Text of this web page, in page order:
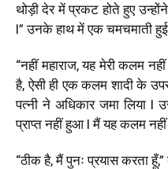
थोड़ी देर में प्रकट होते हुए
l” उनके हाथ में एक चमचमाती
“नहीं महाराज, यह मेरी कलम
है, ऐसी ही एक कलम शादी के
पत्नी ने अधिकार जमा लिया
प्राप्त नहीं हुआ l मैं यह कलम
“ठीक है, मैं पुनः प्रयास करता